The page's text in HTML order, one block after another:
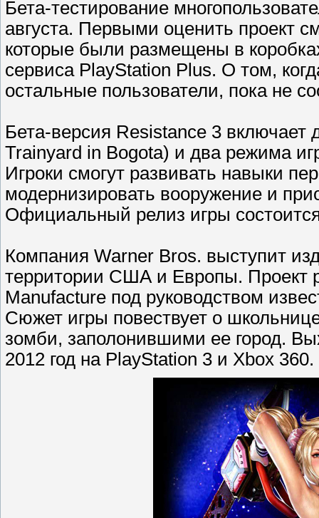
Бета-тестирование
августа. Первыми оценить проект
которые были размещены в
сервиса PlayStation Plus. О том,
остальные пользователи, пока не
Бета-версия Resistance 3
Trainyard in Bogota) и два режима
Игроки смогут развивать навыки
модернизировать вооружение и
Официальный релиз игры
Компания Warner Bros. выступит
территории США и Европы. Проект
Manufacture под руководством
Сюжет игры повествует о
зомби, заполонившими ее город.
2012 год на PlayStation 3 и Xbox 360.